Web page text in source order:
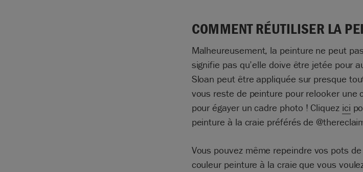
COMMENT RÉUTILISER LA
Malheureusement, la peinture ne peut
signifie pas qu’elle doive être jetée pour
Sloan peut être appliquée sur presque
vous reste de peinture pour relooker une
pour égayer un cadre photo ! Cliquez ici
peinture à la craie préférés de
Vous pouvez même repeindre vos pots
couleur peinture à la craie que vous